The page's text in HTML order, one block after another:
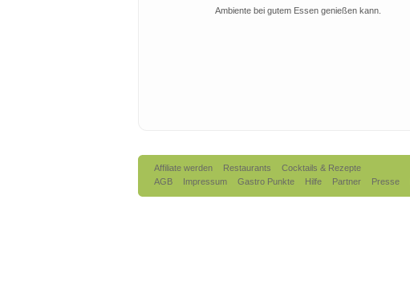
Ambiente bei gutem Essen genießen kann.
Affiliate werden Restaurants
Cocktails & Rezepte
AGB
Impressum Gastro Punkte Hilfe Partner Presse